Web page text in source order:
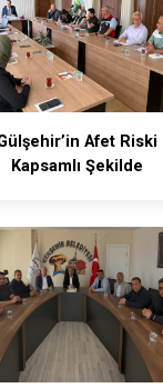
Afet Riski
Kapsamlı Şekilde